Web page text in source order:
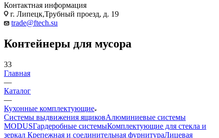
Контактная информация
г. Липецк,Трубный проезд, д. 19
trade@ftech.su
Контейнеры для мусора
33
Главная
—
Каталог
—
Кухонные комплектующие
Системы выдвижения ящиковАлюминиевые системы
MODUSГардеробные системыКомплектующие для стекла и
зеркал Крепежная и соединительная фурнитураЛицевая